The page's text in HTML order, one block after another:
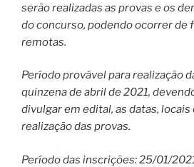
serão realizadas as provas e os
do concurso, podendo ocorrer de
remotas.
Período provável para realização
quinzena de abril de 2021,
divulgar em edital, as datas,
realização das provas.
Período das inscrições: 25/01/